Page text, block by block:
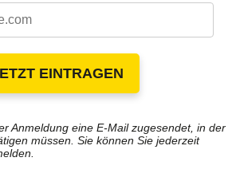
EINTRAGEN
Anmeldung eine E-Mail zugesendet, in der
müssen. Sie können Sie jederzeit